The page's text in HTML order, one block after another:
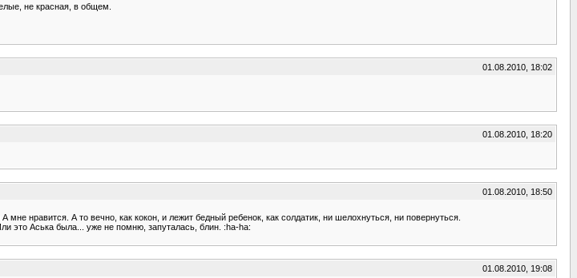
не красная, в общем.
01.08.2010, 18:02
01.08.2010, 18:20
01.08.2010, 18:50
нравится. А то вечно, как кокон, и лежит бедный ребенок, как солдатик, ни шелохнуться, ни повернуться.
это Аська была... уже не помню, запуталась, блин. :ha-ha:
01.08.2010, 19:08